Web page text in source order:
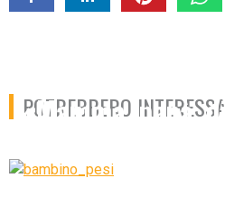
POTREBBERO
«Mamma, papà,